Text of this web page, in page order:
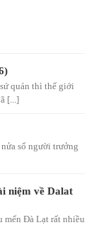
quán thì thế giới
[...]
số người trưởng
niệm về Dalat
mến Đà Lạt rất nhiều